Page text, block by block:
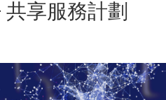
共享服務計劃